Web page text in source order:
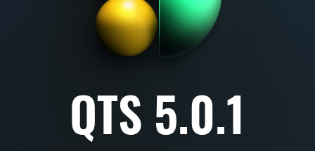
QTS 5.0.1